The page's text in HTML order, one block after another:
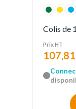
Colis de
Prix HT